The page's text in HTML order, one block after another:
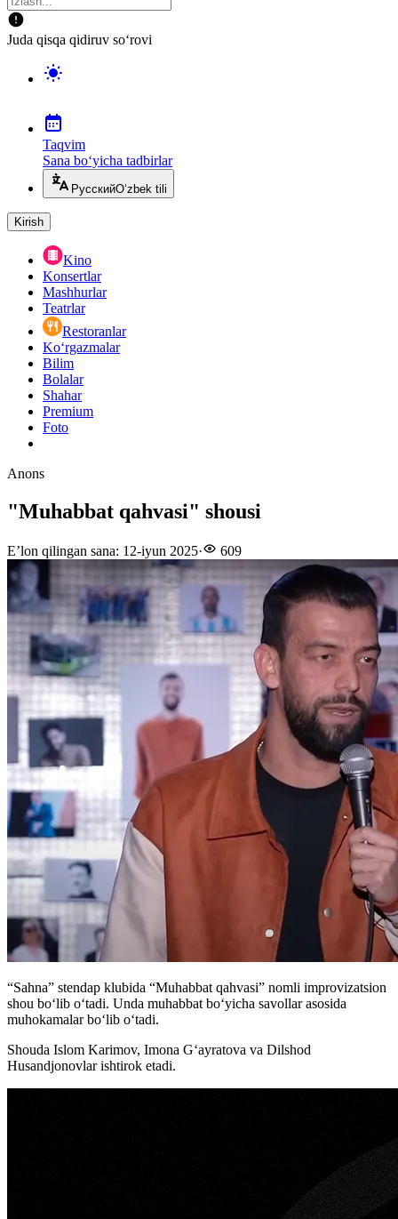
Juda qisqa qidiruv so‘rovi
Taqvim
Sana bo‘yicha tadbirlar
РусскийO‘zbek tili
Kirish
Kino
Konsertlar
Mashhurlar
Teatrlar
Restoranlar
Ko‘rgazmalar
Bilim
Bolalar
Shahar
Premium
Foto
Anons
"Muhabbat qahvasi" shousi
E’lon qilingan sana: 12-iyun 2025· 609
“Sahna” stendap klubida “Muhabbat qahvasi” nomli improvizatsion
shou boʻlib oʻtadi. Unda muhabbat boʻyicha savollar asosida
muhokamalar boʻlib oʻtadi.
Shouda Islom Karimov, Imona Gʻayratova va Dilshod
Husandjonovlar ishtirok etadi.